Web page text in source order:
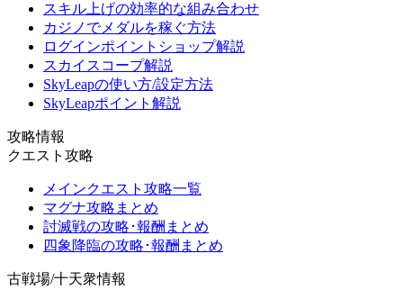
スキル上げの効率的な組み合わせ
カジノでメダルを稼ぐ方法
ログインポイントショップ解説
スカイスコープ解説
SkyLeapの使い方/設定方法
SkyLeapポイント解説
攻略情報
クエスト攻略
メインクエスト攻略一覧
マグナ攻略まとめ
討滅戦の攻略･報酬まとめ
四象降臨の攻略･報酬まとめ
古戦場/十天衆情報